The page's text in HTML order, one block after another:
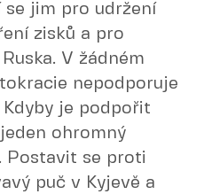
se jim pro udržení
zisků a pro
V žádném
nepodporuje
je podpořit
ohromný
Postavit se proti
puč v Kyjevě a